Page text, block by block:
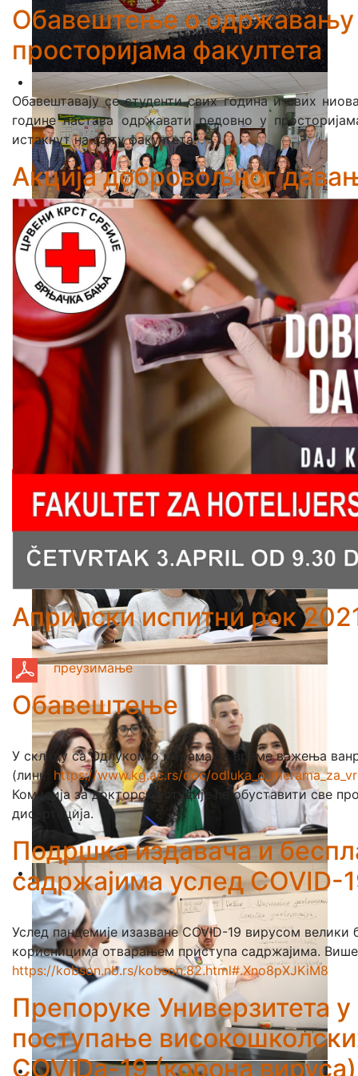
Обавештење о одржавању
просторијама факултета
Обавештавају се студенти свих година и свих
године настава одржавати редовно у
истакнут на сајту факултета.
Акција добровољног
Априлски испитни рок
преузимање
Обавештење
У складу са Одлуком о мерама за време важења
(линк: https://www.kg.ac.rs/doc/
Комисија за докторске студије ће обуставити све
дисертација.
Подршка издавача и
садржајима услед COVID-
Услед пандемије изазване COVID-19 вирусом
корисницима отварањем приступа садржајима.
https://kobson.nb.rs/kobson.82.html#.Xno8pXJKiM8
Препоруке Универзитета у
поступање
COVIDa-19 (корона вируса)